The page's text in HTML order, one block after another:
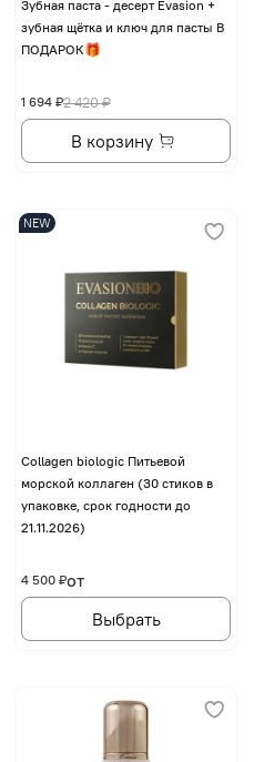
Зубная паста - десерт Evasion +
зубная щётка и ключ для пасты В
ПОДАРОК🎁
2 420 ₽
1 694 ₽
В корзину
NEW
Collagen biologic Питьевой
морской коллаген (30 стиков в
упаковке, срок годности до
21.11.2026)
от
4 500 ₽
Выбрать